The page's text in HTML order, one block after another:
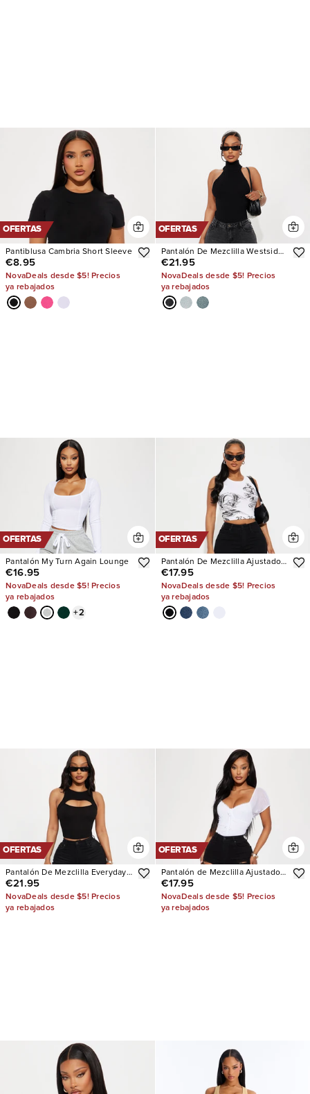
OFERTAS
Pantiblusa Cambria Short Sleeve
€8.95
NovaDeals desde $5! Precios
ya rebajados
OFERTAS
Pantalón De Mezclilla Westside
Low Rise Wide Leg
€21.95
NovaDeals desde $5! Precios
ya rebajados
OFERTAS
Pantalón My Turn Again Lounge
€16.95
NovaDeals desde $5! Precios
ya rebajados
+2
OFERTAS
Pantalón De Mezclilla Ajustado
Con Stretch Tall Vibe Check
Curvy
€17.95
NovaDeals desde $5! Precios
ya rebajados
OFERTAS
Pantalón De Mezclilla Everyday
Basic Straight Leg Denim
€21.95
NovaDeals desde $5! Precios
ya rebajados
OFERTAS
Pantalón de Mezclilla Ajustado
Tiro Alto Con Stretch Decker
Ripped
€17.95
NovaDeals desde $5! Precios
ya rebajados